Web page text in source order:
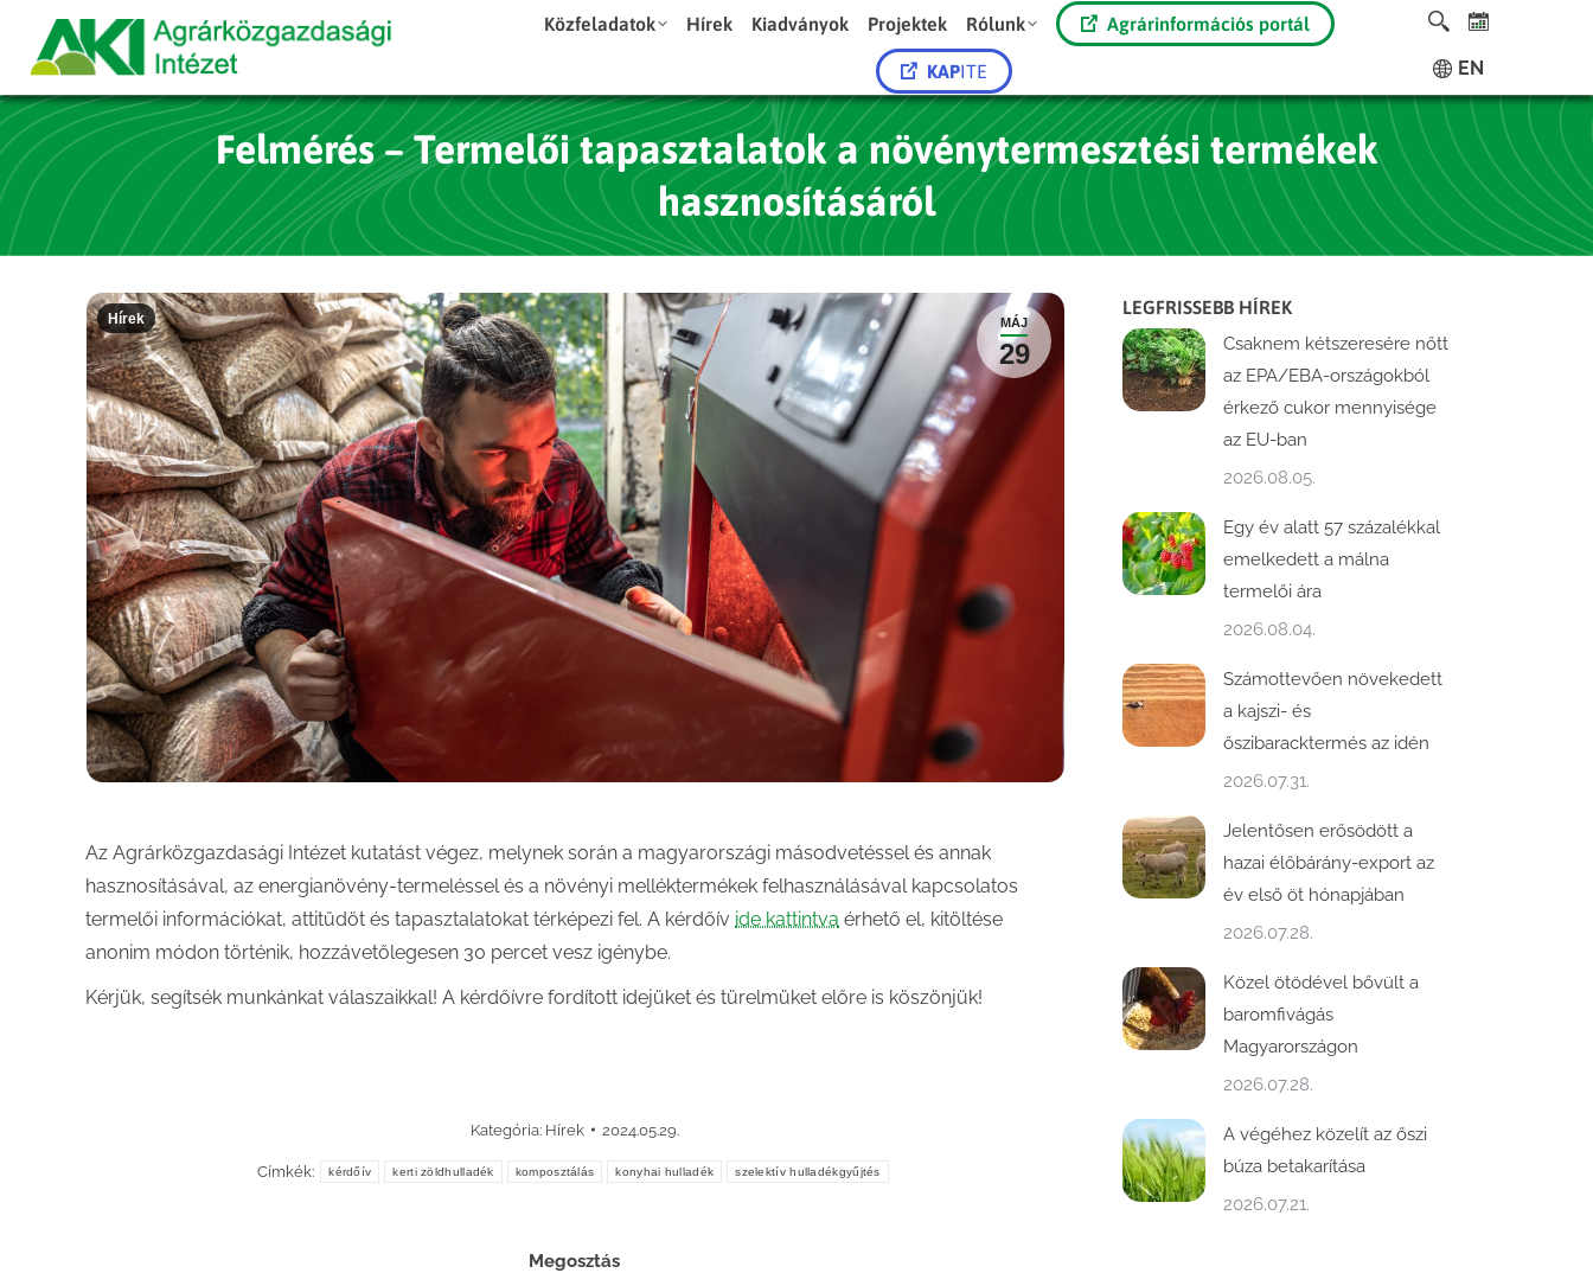
Közfeladatok Hírek Kiadványok Projektek Rólunk Agrárinformációs portál
KAPITE EN
Felmérés – Termelői tapasztalatok a növénytermesztési termékek
hasznosításáról
MÁJ
29
Hírek
Az Agrárközgazdasági Intézet kutatást végez, melynek során a magyarországi másodvetéssel és annak
hasznosításával, az energianövény-termeléssel és a növényi melléktermékek felhasználásával kapcsolatos
termelői információkat, attitűdöt és tapasztalatokat térképezi fel. A kérdőív ide kattintva érhető el, kitöltése
anonim módon történik, hozzávetőlegesen 30 percet vesz igénybe.
Kérjük, segítsék munkánkat válaszaikkal! A kérdőívre fordított idejüket és türelmüket előre is köszönjük!
Kategória: Hírek 2024.05.29.
Címkék: kérdőív kerti zöldhulladék komposztálás konyhai hulladék szelektív hulladékgyűjtés
Megosztás
LEGFRISSEBB HÍREK
Csaknem kétszeresére nőtt
az EPA/EBA-országokból
érkező cukor mennyisége
az EU-ban
2026.08.05.
Egy év alatt 57 százalékkal
emelkedett a málna
termelői ára
2026.08.04.
Számottevően növekedett
a kajszi- és
őszibaracktermés az idén
2026.07.31.
Jelentősen erősödött a
hazai élőbárány-export az
év első öt hónapjában
2026.07.28.
Közel ötödével bővült a
baromfivágás
Magyarországon
2026.07.28.
A végéhez közelít az őszi
búza betakarítása
2026.07.21.